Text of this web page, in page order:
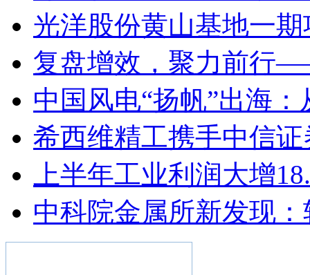
光洋股份黄山基地一期
复盘增效，聚力前行
中国风电“扬帆”出海：
希西维精工携手中信证
上半年工业利润大增
中科院金属所新发现